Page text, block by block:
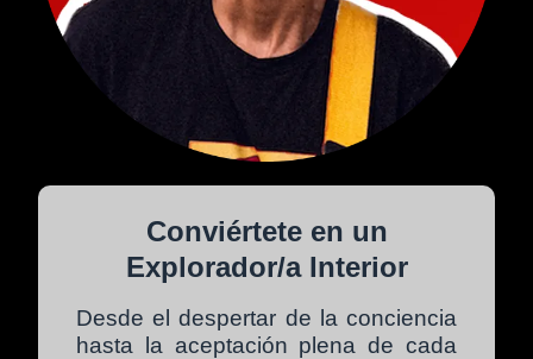
Conviértete en un
Explorador/a Interior
Desde el despertar de la conciencia
hasta la aceptación plena de cada